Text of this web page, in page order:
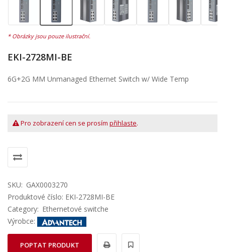
EKI-2728MI-BE
6G+2G MM Unmanaged Ethernet Switch w/ Wide Temp
Pro zobrazení cen se prosím přihlaste.
SKU: GAX0003270
Produktové číslo: EKI-2728MI-BE
Category: Ethernetové switche
Výrobce:
POPTAT PRODUKT